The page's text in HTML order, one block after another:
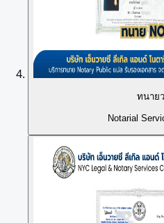
ทนาย
Notarial